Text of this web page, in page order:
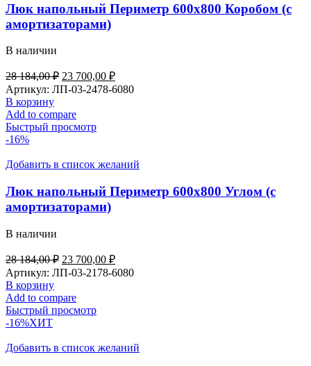
Люк напольный Периметр 600х800 Коробом (с
амортизаторами)
В наличии
28 184,00₽ Первоначальная
цена
28
184,00 ₽.
23 700,00 ₽Текущая
цена:
Артикул: ЛП-03-2478-6080
В корзину
Add to compare
Быстрый просмотр
-16%
Добавить в список желаний
Люк напольный Периметр 600х800 Углом (с
амортизаторами)
В наличии
28 184,00₽ Первоначальная
цена
28
184,00 ₽.
23 700,00 ₽Текущая
цена:
Артикул: ЛП-03-2178-6080
В корзину
Add to compare
Быстрый просмотр
-16%ХИТ
Добавить в список желаний